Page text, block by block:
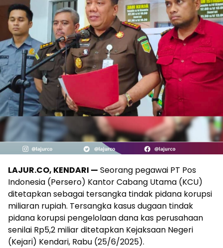
LAJUR.CO, KENDARI — Seorang pegawai PT Pos
Indonesia (Persero) Kantor Cabang Utama (KCU)
ditetapkan sebagai tersangka tindak pidana korupsi
miliaran rupiah. Tersangka kasus dugaan tindak
pidana korupsi pengelolaan dana kas perusahaan
senilai Rp5,2 miliar ditetapkan Kejaksaan Negeri
(Kejari) Kendari, Rabu (25/6/2025).